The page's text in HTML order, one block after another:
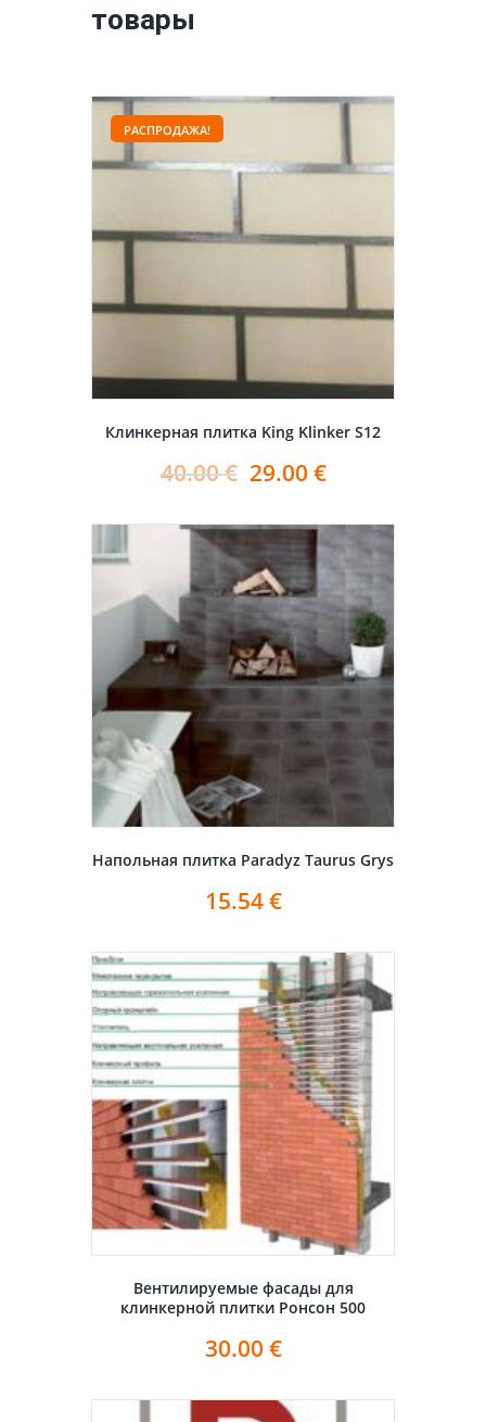
товары
РАСПРОДАЖА!
Клинкерная плитка King Klinker S12
40.00€ 29.00 €
Напольная плитка Paradyz Taurus Grys
15.54€
Вентилируемые фасады для
клинкерной плитки Ронсон 500
30.00 €